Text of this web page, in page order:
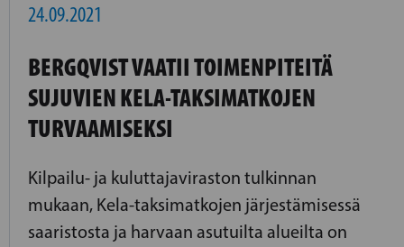
24.09.2021
BERGQVIST VAATII TOIMENPITEITÄ
SUJUVIEN KELA-TAKSIMATKOJEN
TURVAAMISEKSI
Kilpailu- ja kuluttajaviraston tulkinnan
mukaan, Kela-taksimatkojen järjestämisessä
saaristosta ja harvaan asutuilta alueilta on